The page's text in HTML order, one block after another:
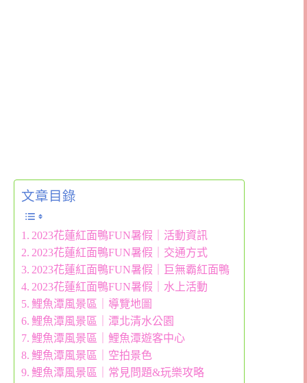
文章目錄
2023花蓮紅面鴨FUN暑假｜活動資訊
2023花蓮紅面鴨FUN暑假｜交通方式
2023花蓮紅面鴨FUN暑假｜巨無霸紅面鴨
2023花蓮紅面鴨FUN暑假｜水上活動
鯉魚潭風景區｜導覽地圖
鯉魚潭風景區｜潭北清水公園
鯉魚潭風景區｜鯉魚潭遊客中心
鯉魚潭風景區｜空拍景色
鯉魚潭風景區｜常見問題&玩樂攻略